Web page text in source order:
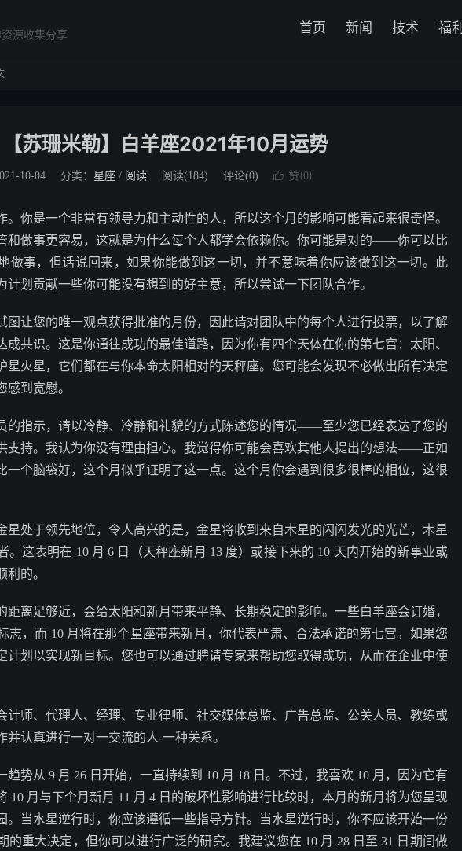
源收集分享
首页 新闻 技术 福利
【苏珊米勒】白羊座2021年10月运势
10-04 分类： 星座 / 阅读 阅读(184) 评论(0)  赞(0)
。你是一个非常有领导力和主动性的人，所以这个月的影响可能看起来很奇怪。
和做事更容易，这就是为什么每个人都学会依赖你。你可能是对的——你可以比
做事，但话说回来，如果你能做到这一切，并不意味着你应该做到这一切。此
计划贡献一些你可能没有想到的好主意，所以尝试一下团队合作。
图让您的唯一观点获得批准的月份，因此请对团队中的每个人进行投票，以了解
成共识。这是你通往成功的最佳道路，因为你有四个天体在你的第七宫：太阳、
星火星，它们都在与你本命太阳相对的天秤座。您可能会发现不必做出所有决定
感到宽慰。
的指示，请以冷静、冷静和礼貌的方式陈述您的情况——至少您已经表达了您的
持。我认为你没有理由担心。我觉得你可能会喜欢其他人提出的想法——正如
一个脑袋好，这个月似乎证明了这一点。这个月你会遇到很多很棒的相位，这很
星处于领先地位，令人高兴的是，金星将收到来自木星的闪闪发光的光芒，木星
。这表明在 10 月 6 日（天秤座新月 13 度）或接下来的 10 天内开始的新事业或
利的。
距离足够近，会给太阳和新月带来平静、长期稳定的影响。一些白羊座会订婚，
志，而 10 月将在那个星座带来新月，你代表严肃、合法承诺的第七宫。如果您
计划以实现新目标。您也可以通过聘请专家来帮助您取得成功，从而在企业中使
计师、代理人、经理、专业律师、社交媒体总监、广告总监、公关人员、教练或
并认真进行一对一交流的人-一种关系。
趋势从 9 月 26 日开始，一直持续到 10 月 18 日。不过，我喜欢 10 月，因为它有
10 月与下个月新月 11 月 4 日的破坏性影响进行比较时，本月的新月将为您呈现
。当水星逆行时，你应该遵循一些指导方针。当水星逆行时，你不应该开始一份
的重大决定，但你可以进行广泛的研究。我建议您在 10 月 28 日至 31 日期间做